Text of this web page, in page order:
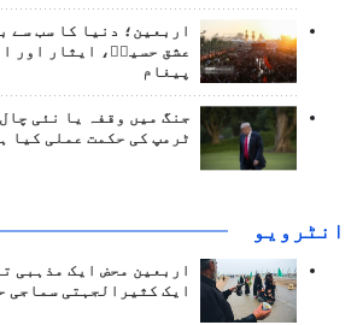
اربعین؛ دنیا کا سب سے
عشق حسینؑ، ایثار اور
پیغام
جنگ میں وقفہ یا نئی
ٹرمپ کی حکمت عملی کیا
انٹرويو
اربعین محض ایک مذہبی
ایک کثیرالجہتی سماجی